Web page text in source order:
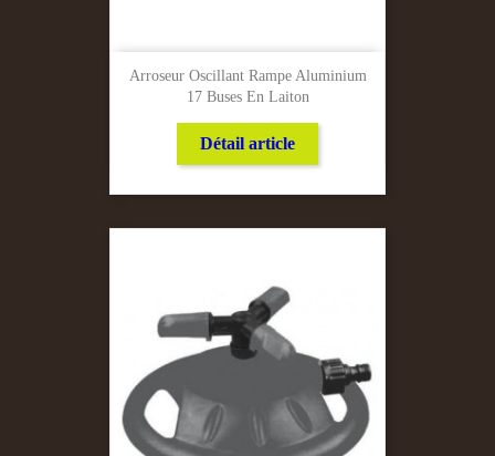
Arroseur Oscillant Rampe Aluminium
17 Buses En Laiton
Détail article